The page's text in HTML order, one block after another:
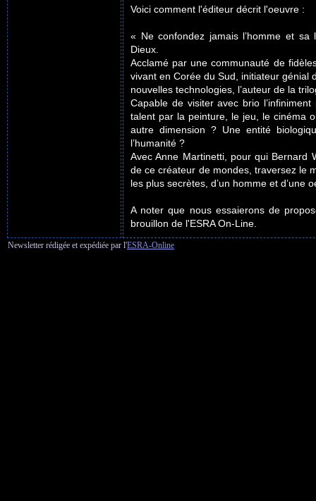
Voici comment l'éditeur décrit l'oeuvre :
« Ne confondez jamais l’homme et
Dieux.
Acclamé par une communauté de
vivant en Corée du Sud, initiateur génial
nouvelles technologies, l’auteur de la
Capable de visiter avec brio
talent par la peinture, le jeu, le cinéma
autre dimension ? Une entité
l’humanité ?
Avec Anne Martinetti, pour qui Bernard
de ce créateur de mondes, traversez le
les plus secrètes, d’un homme et d’une
A noter que nous essaierons de
brouillon de l'ESRA On-Line.
Newsletter rédigée et expédiée par l'ESRA-Online